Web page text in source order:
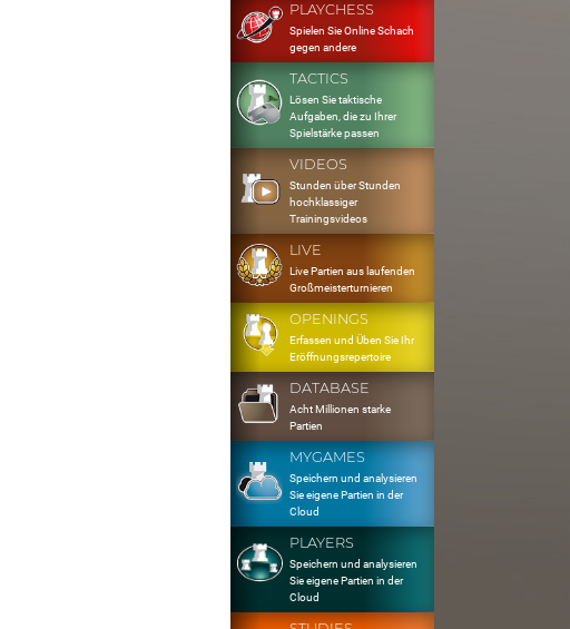
PLAYCHESS
Spielen Sie Online Schach
gegen andere
TACTICS
Lösen Sie taktische
Aufgaben, die zu Ihrer
Spielstärke passen
VIDEOS
Stunden über Stunden
hochklassiger
Trainingsvideos
LIVE
Live Partien aus laufenden
Großmeisterturnieren
OPENINGS
Erfassen und Üben Sie Ihr
Eröffnungsrepertoire
DATABASE
Acht Millionen starke
Partien
MYGAMES
Speichern und analysieren
Sie eigene Partien in der
Cloud
PLAYERS
Speichern und analysieren
Sie eigene Partien in der
Cloud